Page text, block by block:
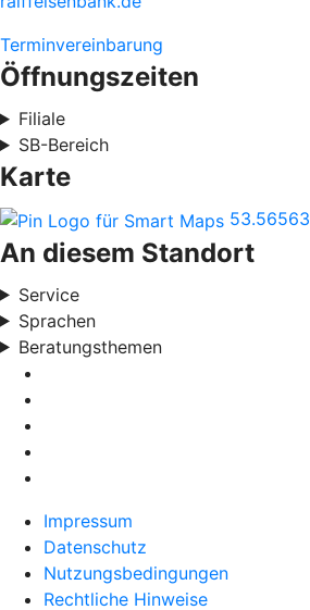
Terminvereinbarung
Öffnungszeiten
Filiale
SB-Bereich
Karte
53.56563
An diesem Standort
Service
Sprachen
Beratungsthemen
Impressum
Datenschutz
Nutzungsbedingungen
Rechtliche Hinweise